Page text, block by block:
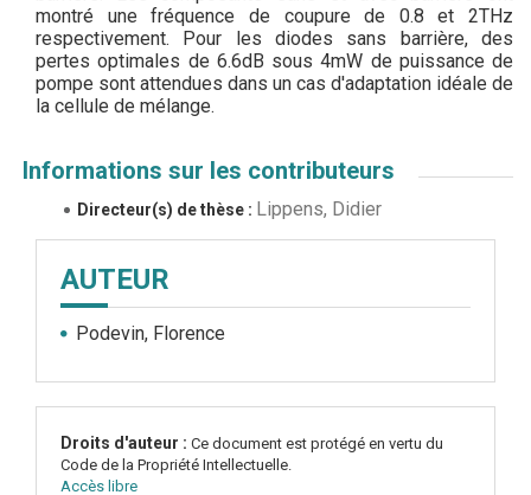
montré une fréquence de coupure de 0.8 et 2THz
respectivement. Pour les diodes sans barrière, des
pertes optimales de 6.6dB sous 4mW de puissance de
pompe sont attendues dans un cas d'adaptation idéale de
la cellule de mélange.
Informations sur les contributeurs
Directeur(s) de thèse : Lippens, Didier
AUTEUR
Podevin, Florence
Droits d'auteur : Ce document est protégé en vertu du
Code de la Propriété Intellectuelle.
Accès libre